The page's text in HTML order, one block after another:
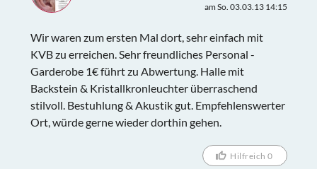
am So. 03.03.13 14:15
Wir waren zum ersten Mal dort, sehr einfach mit
KVB zu erreichen. Sehr freundliches Personal -
Garderobe 1€ führt zu Abwertung. Halle mit
Backstein & Kristallkronleuchter überraschend
stilvoll. Bestuhlung & Akustik gut. Empfehlenswerter
Ort, würde gerne wieder dorthin gehen.
Hilfreich 0